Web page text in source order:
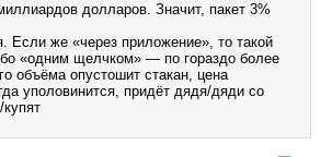
долларов. Значит, пакет 3%
Если же «через приложение», то такой
«одним щелчком» — по гораздо более
объёма опустошит стакан, цена
уполовинится, придёт дядя/дяди со